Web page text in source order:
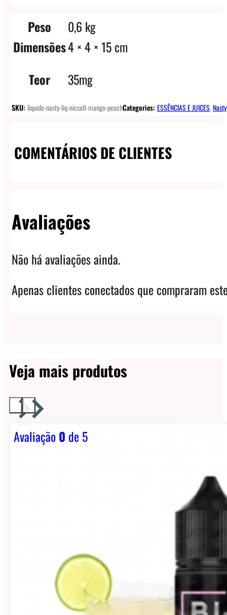
Peso
0,6 kg
Dimensões4 × 4 × 15 cm
Teor
35mg
SKU: liquido-nasty-liq-nicsalt-mango-peachCategories: ESSÊNCIAS E JUICES,
COMENTÁRIOS DE CLIENTES
Avaliações
Não há avaliações ainda.
Apenas clientes conectados que compraram
Veja mais produtos
Avaliação0 de 5